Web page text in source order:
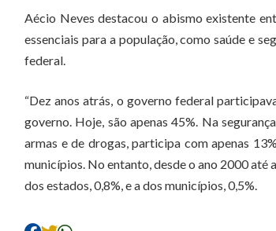
Aécio Neves destacou o abismo existente
essenciais para a população, como saúde e
federal.
“Dez anos atrás, o governo federal
governo. Hoje, são apenas 45%. Na
armas e de drogas, participa com apenas
municípios. No entanto, desde o ano 2000
dos estados, 0,8%, e a dos municípios, 0,5%.